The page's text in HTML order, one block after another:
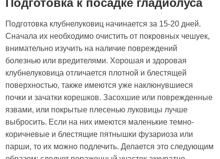
Подготовка к посадке гладиолуса
Подготовка клубнелуковиц начинается за 15-20 дней.
Сначала их необходимо очистить от покровных чешуек,
внимательно изучить на наличие повреждений
болезнью или вредителями. Хорошая и здоровая
клубнелуковица отличается плотной и блестящей
поверхностью, также имеются уже наклюнувшиеся
почки и зачатки корешков. Засохшие или поврежденные
язвами, или покрытые плесенью луковицы лучше
выбросить. Если на них имеются маленькие темно-
коричневые и блестящие пятнышки фузариоза или
парши, то их можно подлечить. Делается это следующим